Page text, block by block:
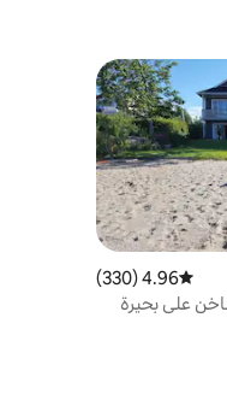
متوسط التقييم 4.96 من 5، 330 مراجعات
4.96 (330)
على بحيرة